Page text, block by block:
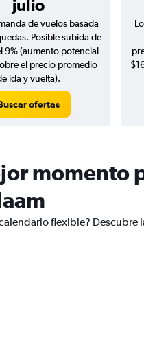
julio
de vuelos basada
Posible subida de
9% (aumento potencial
el precio promedio
ida y vuelta).
ofertas
momento
flexible?